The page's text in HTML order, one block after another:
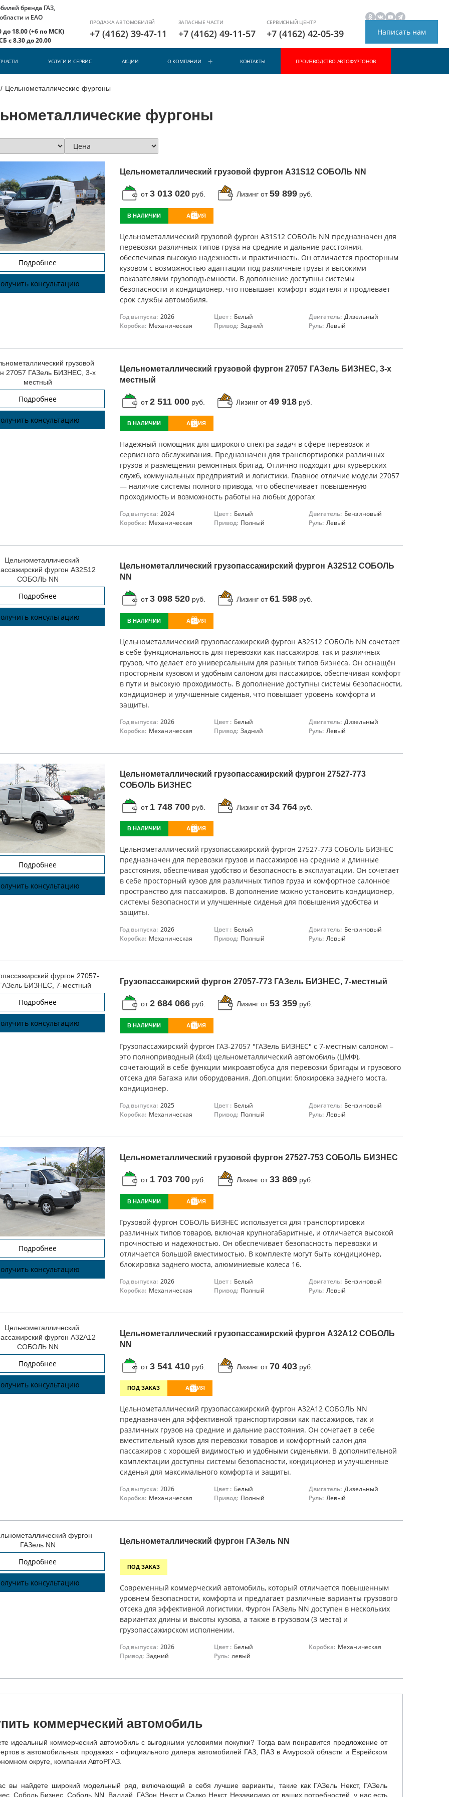
бренда ГАЗ,
и ЕАО
18.00 (+6 по МСК)
с 8.30 до 20.00
ПРОДАЖА АВТОМОБИЛЕЙ
+7 (4162) 39-47-11
ЗАПАСНЫЕ ЧАСТИ
+7 (4162) 49-11-57
СЕРВИСНЫЙ ЦЕНТР
+7 (4162) 42-05-39 Написать нам
УСЛУГИ И СЕРВИС АКЦИИ О КОМПАНИИ КОНТАКТЫ ПРОИЗВОДСТВО АВТОФУРГОНОВ
/ Цельнометаллические фургоны
фургоны
Подробнее
консультацию
Цельнометаллический грузовой фургон A31S12 СОБОЛЬ NN
от3 013 020руб. Лизинг от59 899руб.
В НАЛИЧИИ АКЦИЯ
Цельнометаллический грузовой фургон A31S12 СОБОЛЬ NN предназначен для
перевозки различных типов груза на средние и дальние расстояния,
обеспечивая высокую надежность и практичность. Он отличается просторным
кузовом с возможностью адаптации под различные грузы и высокими
показателями грузоподъемности. В дополнение доступны системы
безопасности и кондиционер, что повышает комфорт водителя и продлевает
срок службы автомобиля.
Год выпуска: 2026 Цвет : Белый Двигатель: Дизельный
Коробка: Механическая Привод: Задний Руль: Левый
Подробнее
консультацию
Цельнометаллический грузовой фургон 27057 ГАЗель БИЗНЕС, 3-х
местный
от2 511 000руб. Лизинг от49 918руб.
В НАЛИЧИИ АКЦИЯ
Надежный помощник для широкого спектра задач в сфере перевозок и
сервисного обслуживания. Предназначен для транспортировки различных
грузов и размещения ремонтных бригад. Отлично подходит для курьерских
служб, коммунальных предприятий и логистики. Главное отличие модели 27057
— наличие системы полного привода, что обеспечивает повышенную
проходимость и возможность работы на любых дорогах
Год выпуска: 2024 Цвет : Белый Двигатель: Бензиновый
Коробка: Механическая Привод: Полный Руль: Левый
Подробнее
консультацию
Цельнометаллический грузопассажирский фургон A32S12 СОБОЛЬ
NN
от3 098 520руб. Лизинг от61 598руб.
В НАЛИЧИИ АКЦИЯ
Цельнометаллический грузопассажирский фургон A32S12 СОБОЛЬ NN сочетает
в себе функциональность для перевозки как пассажиров, так и различных
грузов, что делает его универсальным для разных типов бизнеса. Он оснащён
просторным кузовом и удобным салоном для пассажиров, обеспечивая комфорт
в пути и высокую проходимость. В дополнение доступны системы безопасности,
кондиционер и улучшенные сиденья, что повышает уровень комфорта и
защиты.
Год выпуска: 2026 Цвет : Белый Двигатель: Дизельный
Коробка: Механическая Привод: Задний Руль: Левый
Подробнее
консультацию
Цельнометаллический грузопассажирский фургон 27527-773
СОБОЛЬ БИЗНЕС
от 1 748 700руб. Лизинг от34 764руб.
В НАЛИЧИИ АКЦИЯ
Цельнометаллический грузопассажирский фургон 27527-773 СОБОЛЬ БИЗНЕС
предназначен для перевозки грузов и пассажиров на средние и длинные
расстояния, обеспечивая удобство и безопасность в эксплуатации. Он сочетает
в себе просторный кузов для различных типов груза и комфортное салонное
пространство для пассажиров. В дополнение можно установить кондиционер,
системы безопасности и улучшенные сиденья для повышения удобства и
защиты.
Год выпуска: 2026 Цвет : Белый Двигатель: Бензиновый
Коробка: Механическая Привод: Полный Руль: Левый
Подробнее
консультацию
Грузопассажирский фургон 27057-773 ГАЗель БИЗНЕС, 7-местный
от2 684 066руб. Лизинг от53 359руб.
В НАЛИЧИИ АКЦИЯ
Грузопассажирский фургон ГАЗ-27057 "ГАЗель БИЗНЕС" с 7-местным салоном –
это полноприводный (4х4) цельнометаллический автомобиль (ЦМФ),
сочетающий в себе функции микроавтобуса для перевозки бригады и грузового
отсека для багажа или оборудования. Доп.опции: блокировка заднего моста,
кондиционер.
Год выпуска: 2025 Цвет : Белый Двигатель: Бензиновый
Коробка: Механическая Привод: Полный Руль: Левый
Подробнее
консультацию
Цельнометаллический грузовой фургон 27527-753 СОБОЛЬ БИЗНЕС
от 1 703 700руб. Лизинг от33 869руб.
В НАЛИЧИИ АКЦИЯ
Грузовой фургон СОБОЛЬ БИЗНЕС используется для транспортировки
различных типов товаров, включая крупногабаритные, и отличается высокой
прочностью и надежностью. Он обеспечивает безопасность перевозки и
отличается большой вместимостью. В комплекте могут быть кондиционер,
блокировка заднего моста, алюминиевые колеса 16.
Год выпуска: 2026 Цвет : Белый Двигатель: Бензиновый
Коробка: Механическая Привод: Полный Руль: Левый
Подробнее
консультацию
Цельнометаллический грузопассажирский фургон A32A12 СОБОЛЬ
NN
от3 541 410руб. Лизинг от70 403руб.
ПОД ЗАКАЗ АКЦИЯ
Цельнометаллический грузопассажирский фургон A32A12 СОБОЛЬ NN
предназначен для эффективной транспортировки как пассажиров, так и
различных грузов на средние и дальние расстояния. Он сочетает в себе
вместительный кузов для перевозки товаров и комфортный салон для
пассажиров с хорошей видимостью и удобными сиденьями. В дополнительной
комплектации доступны системы безопасности, кондиционер и улучшенные
сиденья для максимального комфорта и защиты.
Год выпуска: 2026 Цвет : Белый Двигатель: Дизельный
Коробка: Механическая Привод: Полный Руль: Левый
Подробнее
консультацию
Цельнометаллический фургон ГАЗель NN
ПОД ЗАКАЗ
Современный коммерческий автомобиль, который отличается повышенным
уровнем безопасности, комфорта и предлагает различные варианты грузового
отсека для эффективной логистики. Фургон ГАЗель NN доступен в нескольких
вариантах длины и высоты кузова, а также в грузовом (3 места) и
грузопассажирском исполнении.
Год выпуска: 2026 Цвет : Белый Коробка: Механическая
Привод: Задний Руль: левый
коммерческий автомобиль
идеальный коммерческий автомобиль с выгодными условиями покупки? Тогда вам понравится предложение от
в автомобильных продажах - официального дилера автомобилей ГАЗ, ПАЗ в Амурской области и Еврейском
округе, компании АвтоРГАЗ.
вы найдете широкий модельный ряд, включающий в себя лучшие варианты, такие как ГАЗель Некст, ГАЗель
Соболь Бизнес, Соболь NN, Валдай, ГАЗон Некст и Садко Некст. Независимо от ваших потребностей, у нас есть